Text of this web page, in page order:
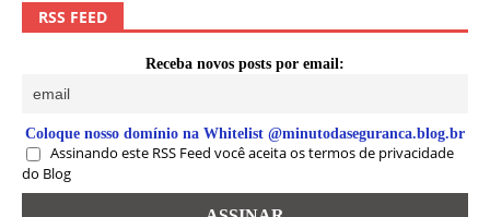
RSS FEED
Receba novos posts por email:
Coloque nosso domínio na Whitelist @minutodaseguranca.blog.br
Assinando este RSS Feed você aceita os termos de privacidade
do Blog